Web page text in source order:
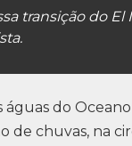
transição do El
do
de chuvas, na